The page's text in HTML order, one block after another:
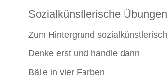
Sozialkünstlerische Übungen
Zum Hintergrund
Denke erst und handle dann
Bälle in vier Farben